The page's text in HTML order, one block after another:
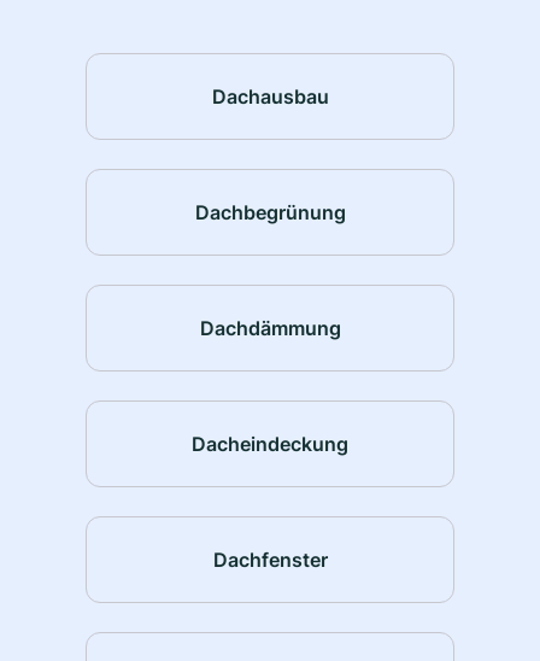
Dachausbau
Dachbegrünung
Dachdämmung
Dacheindeckung
Dachfenster